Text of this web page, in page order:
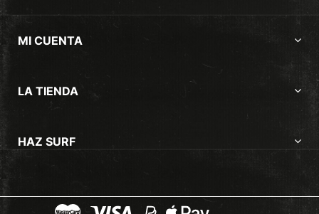
MI CUENTA
LA TIENDA
HAZ SURF